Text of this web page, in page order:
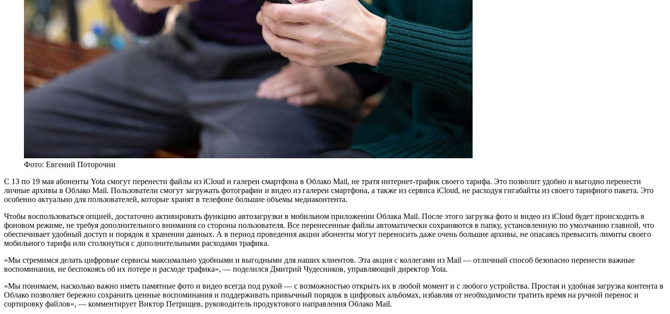
Фото: Евгений Поторочин
С 13 по 19 мая абоненты Yota смогут перенести файлы из iCloud и галереи смартфона в Облако Mail, не тратя интернет-трафик своего тарифа. Это позволит удобно и выгодно перенести
личные архивы в Облако Mail. Пользователи смогут загружать фотографии и видео из галереи смартфона, а также из сервиса iCloud, не расходуя гигабайты из своего тарифного пакета. Это
особенно актуально для пользователей, которые хранят в телефоне большие объемы медиаконтента.
Чтобы воспользоваться опцией, достаточно активировать функцию автозагрузки в мобильном приложении Облака Mail. После этого загрузка фото и видео из iCloud будет происходить в
фоновом режиме, не требуя дополнительного внимания со стороны пользователя. Все перенесенные файлы автоматически сохраняются в папку, установленную по умолчанию главной, что
обеспечивает удобный доступ и порядок в хранении данных. А в период проведения акции абоненты могут переносить даже очень большие архивы, не опасаясь превысить лимиты своего
мобильного тарифа или столкнуться с дополнительными расходами трафика.
«Мы стремимся делать цифровые сервисы максимально удобными и выгодными для наших клиентов. Эта акция с коллегами из Mail — отличный способ безопасно перенести важные
воспоминания, не беспокоясь об их потере и расходе трафика», — поделился Дмитрий Чудесников, управляющий директор Yota.
«Мы понимаем, насколько важно иметь памятные фото и видео всегда под рукой — с возможностью открыть их в любой момент и с любого устройства. Простая и удобная загрузка контента в
Облако позволяет бережно сохранить ценные воспоминания и поддерживать привычный порядок в цифровых альбомах, избавляя от необходимости тратить время на ручной перенос и
сортировку файлов», — комментирует Виктор Петрищев, руководитель продуктового направления Облако Mail.